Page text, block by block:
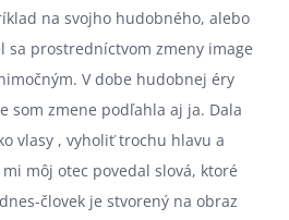
na svojho hudobného, alebo
sa prostredníctvom zmeny image
V dobe hudobnej éry
som zmene podľahla aj ja. Dala
vlasy , vyholiť trochu hlavu a
môj otec povedal slová, ktoré
človek je stvorený na obraz